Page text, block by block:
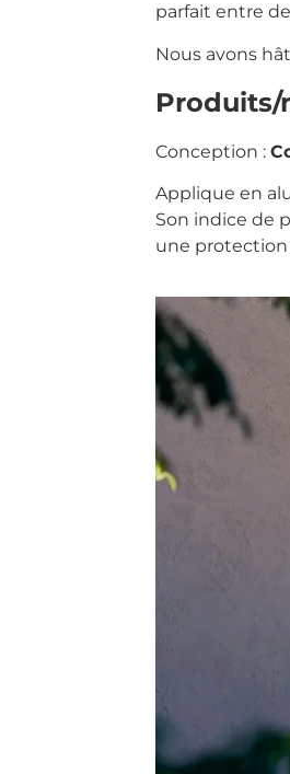
parfait entre
Nous avons
Produits/
Conception :
Applique en
Son indice de
une